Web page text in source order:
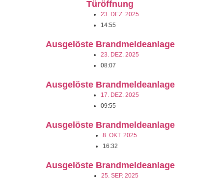
Türöffnung
23. DEZ. 2025
14:55
Ausgelöste Brandmeldeanlage
23. DEZ. 2025
08:07
Ausgelöste Brandmeldeanlage
17. DEZ. 2025
09:55
Ausgelöste Brandmeldeanlage
8. OKT. 2025
16:32
Ausgelöste Brandmeldeanlage
25. SEP. 2025